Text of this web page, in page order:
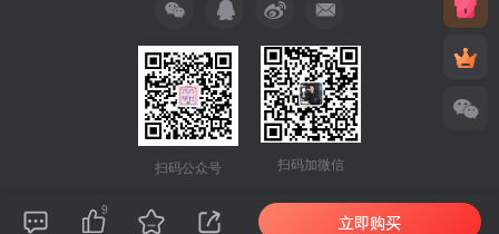
扫码公众号 扫码加微信
9
立即购买